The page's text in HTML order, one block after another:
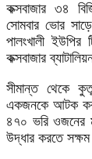
কক্সবাজার ৩৪
সোমবার ভোর
পালংখালী ইউপির
কক্সবাজার
সীমান্ত থেকে
একজনকে আটক
৪৭০ ভরি ওজনের
উদ্ধার করতে